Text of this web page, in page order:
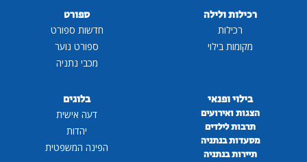
רכילות ולילה
רכילות
מקומות בילוי
ספורט
חדשות ספורט
ספורט נוער
מכבי נתניה
בילוי ופנאי
הצגות ואירועים
תרבות לילדים
מסעדות בנתניה
תיירות בנתניה
בלוגים
דעה אישית
יהדות
הפינה המשפטית